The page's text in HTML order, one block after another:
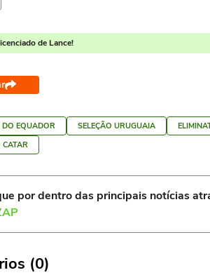
de Lance!
DO EQUADOR SELEÇÃO URUGUAIA
CATAR
por dentro das principais notícias
(0)